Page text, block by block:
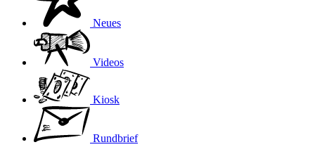
Neues
Videos
Kiosk
Rundbrief